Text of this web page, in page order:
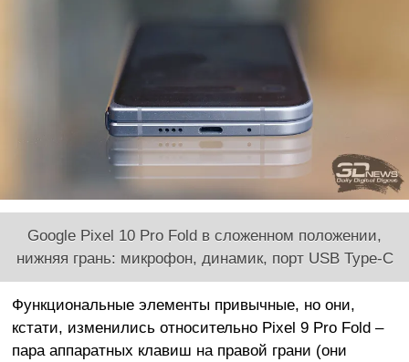
Google Pixel 10 Pro Fold в сложенном положении,
нижняя грань: микрофон, динамик, порт USB Type-C
Функциональные элементы привычные, но они,
кстати, изменились относительно Pixel 9 Pro Fold –
пара аппаратных клавиш на правой грани (они